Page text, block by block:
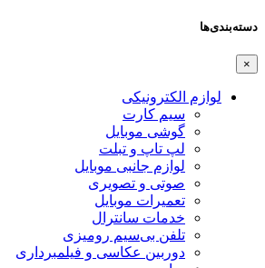
دسته‌بندی‌ها
×
لوازم الکترونیکی
سیم کارت
گوشی موبایل
لپ تاپ و تبلت
لوازم جانبی موبایل
صوتی و تصویری
تعمیرات موبایل
خدمات سانترال
تلفن بی‌سیم رومیزی
دوربین عکاسی و فیلمبرداری